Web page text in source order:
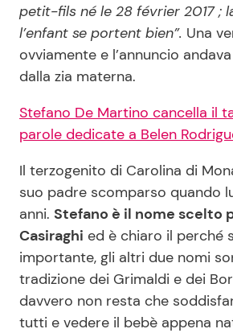
Chi siamo
Disclaimer e Privacy
Redazione
Pubblicità
petit-fils né le 28 février 2017 ;
l’enfant se portent bien”. Una
ovviamente e l’annuncio
dalla zia materna.
Stefano De Martino cancella il
parole dedicate a Belen
Il terzogenito di Carolina di
suo padre scomparso quando
anni. Stefano è il nome scelto
Casiraghi ed è chiaro il perché
importante, gli altri due nomi
tradizione dei Grimaldi e dei
davvero non resta che
tutti e vedere il bebè appena